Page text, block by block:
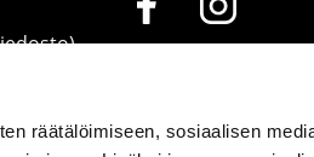
räätälöimiseen, sosiaalisen